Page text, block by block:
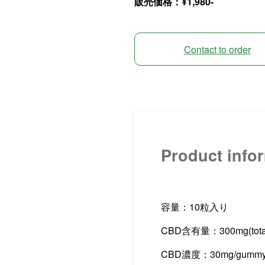
Contact to order
Product
容量：10粒入り
CBD含有量：
CBD濃度：30mg/